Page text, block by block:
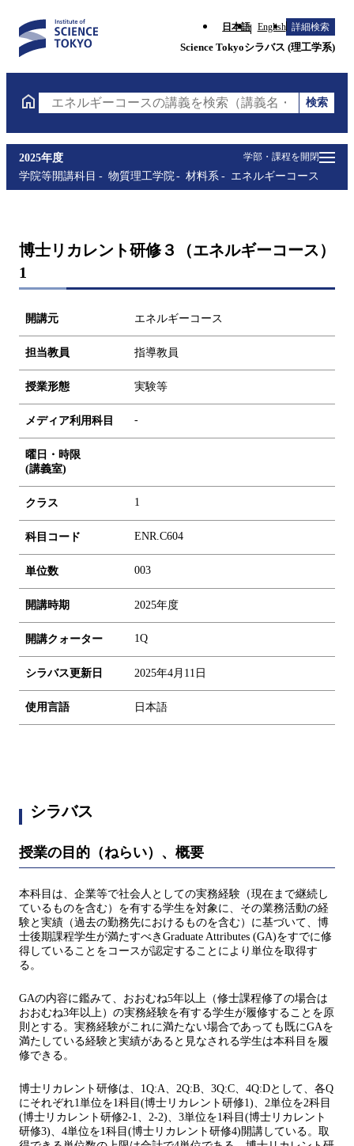
日本語 English 詳細検索
Science Tokyoシラバス (理工学系)
エネルギーコースの講義を検索（講義名・科目コード
検索
学部・課程を開閉
2025年度
学院等開講科目
物質理工学院 材料系 エネルギーコース
博士リカレント研修３（エネルギーコース）
1
開講元 エネルギーコース
担当教員 指導教員
授業形態 実験等
メディア利用科目 -
曜日・時限
(講義室)
クラス 1
科目コード ENR.C604
単位数 003
開講時期 2025年度
開講クォーター 1Q
シラバス更新日 2025年4月11日
使用言語 日本語
シラバス
授業の目的（ねらい）、概要
本科目は、企業等で社会人としての実務経験（現在まで継続し
ているものを含む）を有する学生を対象に、その業務活動の経
験と実績（過去の勤務先におけるものを含む）に基づいて、博
士後期課程学生が満たすべきGraduate Attributes (GA)をすでに修
得していることをコースが認定することにより単位を取得す
る。
GAの内容に鑑みて、おおむね5年以上（修士課程修了の場合は
おおむね3年以上）の実務経験を有する学生が履修することを原
則とする。実務経験がこれに満たない場合であっても既にGAを
満たしている経験と実績があると見なされる学生は本科目を履
修できる。
博士リカレント研修は、1Q:A、2Q:B、3Q:C、4Q:Dとして、各Q
にそれぞれ1単位を1科目(博士リカレント研修1)、2単位を2科目
(博士リカレント研修2-1、2-2)、3単位を1科目(博士リカレント
研修3)、4単位を1科目(博士リカレント研修4)開講している。取